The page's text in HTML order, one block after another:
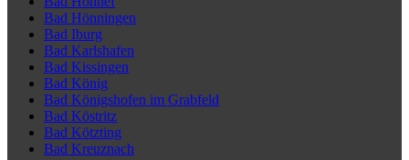
Bad Hönningen
Bad Iburg
Bad Karlshafen
Bad Kissingen
Bad König
Bad Königshofen im Grabfeld
Bad Köstritz
Bad Kötzting
Bad Kreuznach